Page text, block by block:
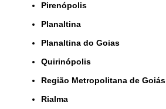
Pirenópolis
Planaltina
Planaltina do Goias
Quirinópolis
Região Metropolitana de Goiás
Rialma